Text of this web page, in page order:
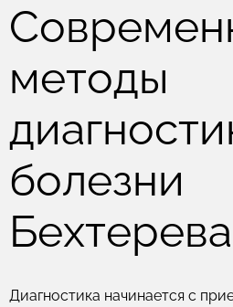
методы
болезни
Бехтерева
Диагностика начинается с